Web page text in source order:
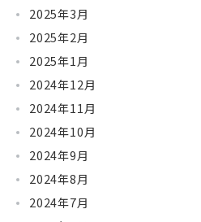
2025年3月
2025年2月
2025年1月
2024年12月
2024年11月
2024年10月
2024年9月
2024年8月
2024年7月